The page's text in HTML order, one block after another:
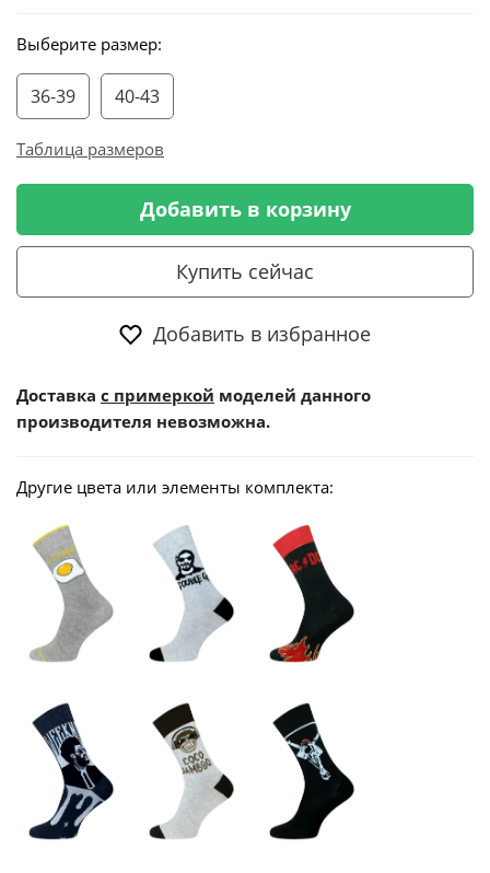
Выберите размер:
36-39 40-43
Таблица размеров
Добавить в корзину
Купить сейчас
Добавить в избранное
Доставка с примеркой моделей данного
производителя невозможна.
Другие цвета или элементы комплекта: